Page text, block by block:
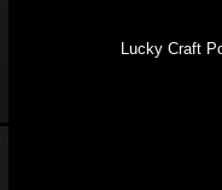
Lucky Craft